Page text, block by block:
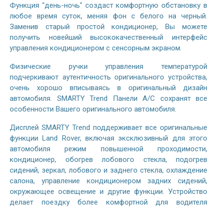
Функция "день-ночь" создаст комфортную обстановку в
любое время суток, меняя фон с белого на черный.
Заменив старый простой кондиционер, Вы можете
получить новейший высококачественный интерфейс
управления кондиционером с сенсорным экраном.
Физические ручки управления температурой
подчеркивают аутентичность оригинального устройства,
очень хорошо вписываясь в оригинальный дизайн
автомобиля. SMARTY Trend Панели A/C сохранят все
особенности Вашего оригинального автомобиля.
Дисплей SMARTY Trend поддерживает все оригинальные
функции Land Rover, включая эксклюзивный для этого
автомобиля режим повышенной проходимости,
кондиционер, обогрев лобового стекла, подогрев
сидений, зеркал, лобового и заднего стекла, охлаждение
салона, управление кондиционером задних сидений,
окружающее освещение и другие функции. Устройство
делает поездку более комфортной для водителя